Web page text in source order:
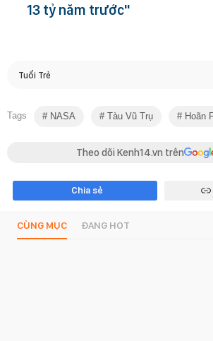
13 tỷ năm trước"
Tuổi Trẻ
Tags NASA Tàu Vũ Trụ Hoãn
Theo dõi Kenh14.vn trên
Chia sẻ
CÙNG MỤC ĐANG HOT